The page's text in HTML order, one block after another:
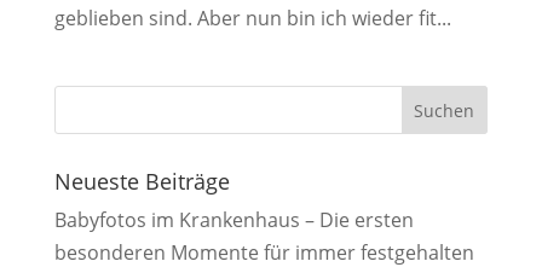
geblieben sind. Aber nun bin ich wieder fit...
Neueste Beiträge
Babyfotos im Krankenhaus – Die ersten
besonderen Momente für immer festgehalten